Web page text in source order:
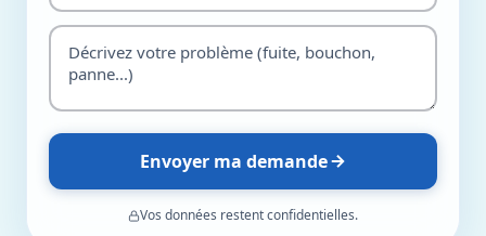
Envoyer ma demande
Vos données restent confidentielles.